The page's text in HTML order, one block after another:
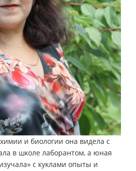
и биологии она видела с
в школе лаборантом, а юная
с куклами опыты и